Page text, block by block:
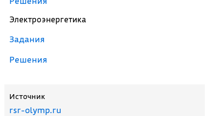
Электроэнергетика
Задания
Решения
Источник
rsr-olymp.ru